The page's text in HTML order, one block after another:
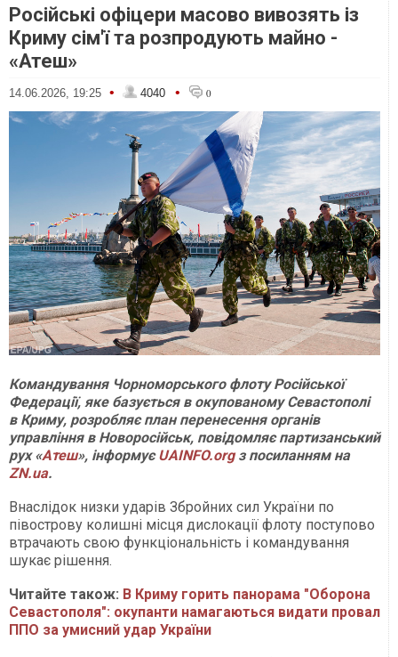
Російські офіцери масово вивозять із
Криму сім'ї та розпродують майно -
«Атеш»
14.06.2026, 19:25 • 4040 • 0
Командування Чорноморського флоту Російської
Федерації, яке базується в окупованому Севастополі
в Криму, розробляє план перенесення органів
управління в Новоросійськ, повідомляє партизанський
рух «Атеш», інформуєUAINFO.orgз посиланням на
ZN.ua.
Внаслідок низки ударів Збройних сил України по
півострову колишні місця дислокації флоту поступово
втрачають свою функціональність і командування
шукає рішення.
Читайте також: В Криму горить панорама "Оборона
Севастополя": окупанти намагаються видати провал
ППО за умисний удар України